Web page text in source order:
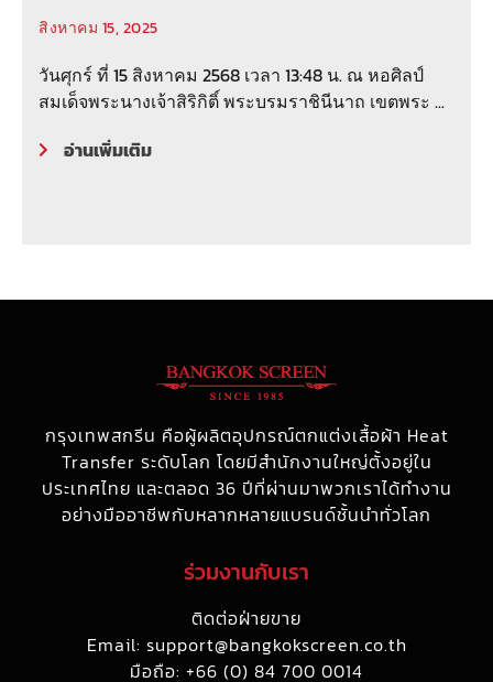
นิทรรศการจิตรกรรมบัวหลวง
ครั้งที่ 46
สิงหาคม 15, 2025
วันศุกร์ ที่ 15 สิงหาคม 2568 เวลา 13:48 น. ณ หอศิลป์
สมเด็จพระนางเจ้าสิริกิติ์ พระบรมราชินีนาถ เขตพระ ...
อ่านเพิ่มเติม
กรุงเทพสกรีน คือผู้ผลิตอุปกรณ์ตกแต่งเสื้อผ้า Heat
Transfer ระดับโลก โดยมีสำนักงานใหญ่ตั้งอยู่ใน
ประเทศไทย และตลอด 36 ปีที่ผ่านมาพวกเราได้ทำงาน
อย่างมืออาชีพกับหลากหลายแบรนด์ชั้นนำทั่วโลก
ร่วมงานกับเรา
ติดต่อฝ่ายขาย
Email: support@bangkokscreen.co.th
มือถือ: +66 (0) 84 700 0014